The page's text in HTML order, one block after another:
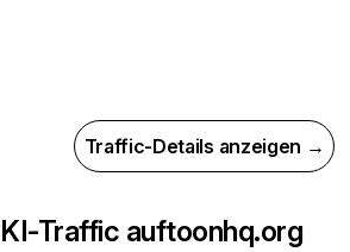
Traffic-Details anzeigen →
KI-Traffic auftoonhq.org